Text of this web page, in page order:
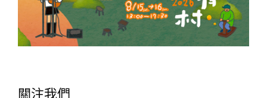
關注我們